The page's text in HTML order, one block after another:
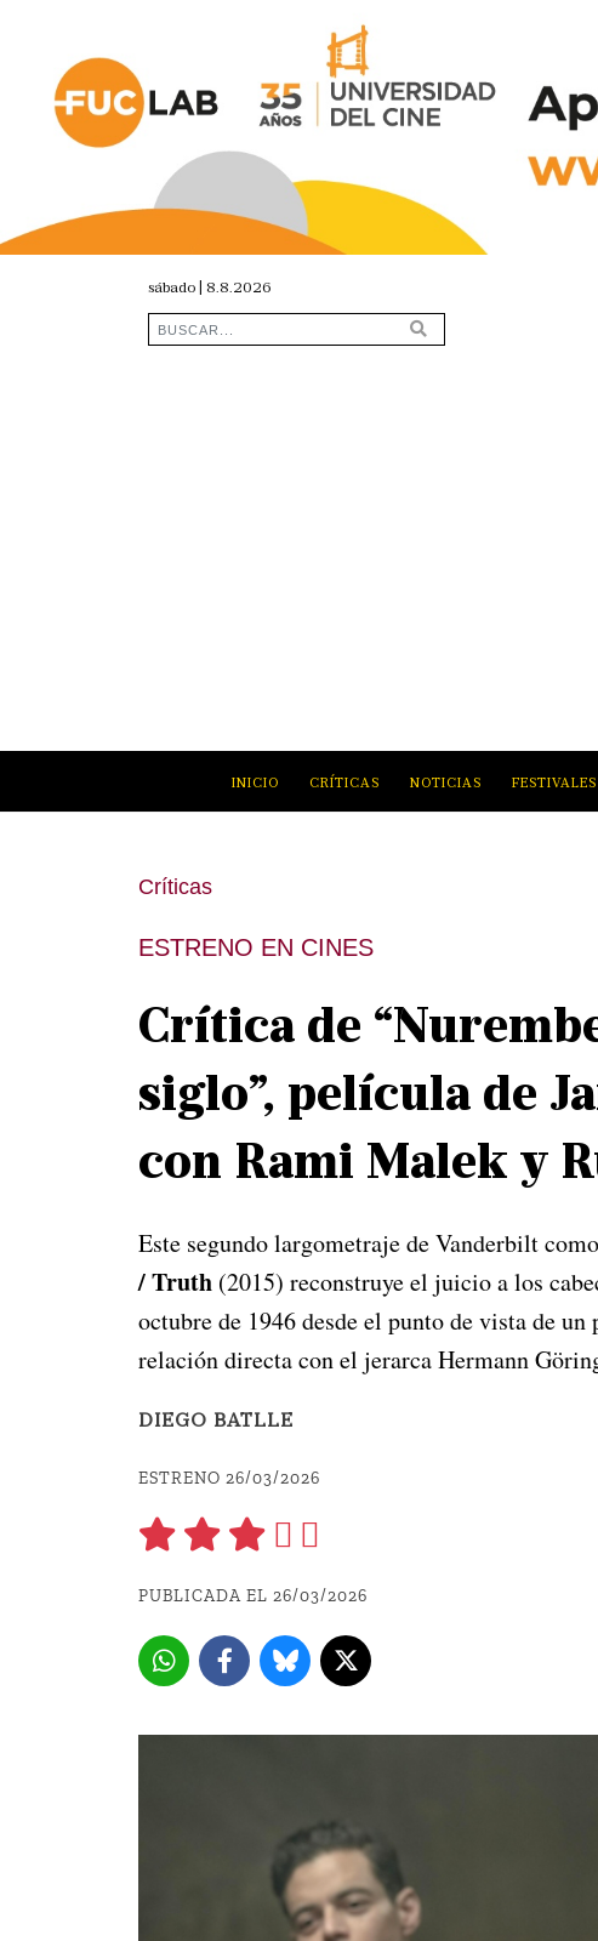
sábado | 8.8.2026
INICIO CRÍTICAS NOTICIAS FESTIVALES
Críticas
ESTRENO EN CINES
Crítica de
siglo”, película de
con Rami Malek y
Este segundo largometraje de Vanderbilt
/ Truth (2015) reconstruye el juicio a los
octubre de 1946 desde el punto de vista de
relación directa con el jerarca Hermann
DIEGO BATLLE
ESTRENO 26/03/2026
PUBLICADA EL 26/03/2026